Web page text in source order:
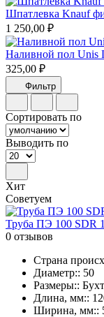
Шпатлевка Knauf
1 250,00 ₽
Наливной пол Unis
325,00 ₽
Фильтр
Сортировать по
Выводить по
Хит
Советуем
Труба ПЭ 100 SDR
0 отзывов
Страна
Диаметр:: 50
Размеры::
Длина, мм::
Ширина, мм::